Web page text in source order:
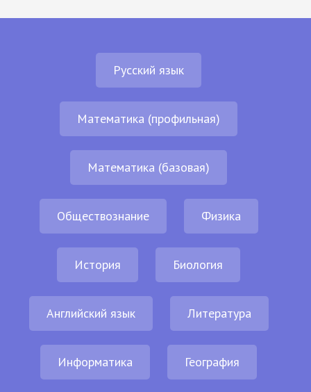
Русский язык
Математика (профильная)
Математика (базовая)
Обществознание Физика
История Биология
Английский язык Литература
Информатика География